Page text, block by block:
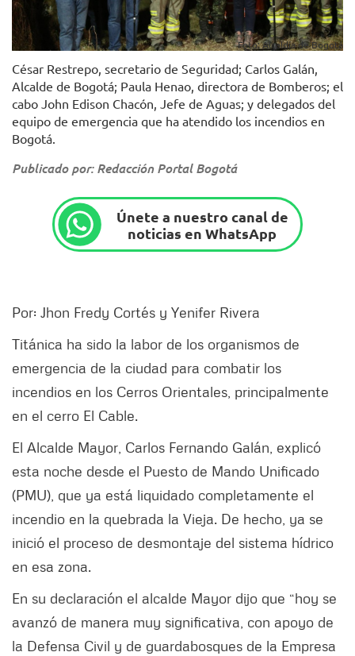
Foto: Alcaldía de Bogotá
César Restrepo, secretario de Seguridad; Carlos Galán,
Alcalde de Bogotá; Paula Henao, directora de Bomberos; el
cabo John Edison Chacón, Jefe de Aguas; y delegados del
equipo de emergencia que ha atendido los incendios en
Bogotá.
Publicado por: Redacción Portal Bogotá
Únete a nuestro canal de
noticias en WhatsApp
Por: Jhon Fredy Cortés y Yenifer Rivera
Titánica ha sido la labor de los organismos de
emergencia de la ciudad para combatir los
incendios en los Cerros Orientales, principalmente
en el cerro El Cable.
El Alcalde Mayor, Carlos Fernando Galán, explicó
esta noche desde el Puesto de Mando Unificado
(PMU), que ya está liquidado completamente el
incendio en la quebrada la Vieja. De hecho, ya se
inició el proceso de desmontaje del sistema hídrico
en esa zona.
En su declaración el alcalde Mayor dijo que “hoy se
avanzó de manera muy significativa, con apoyo de
la Defensa Civil y de guardabosques de la Empresa